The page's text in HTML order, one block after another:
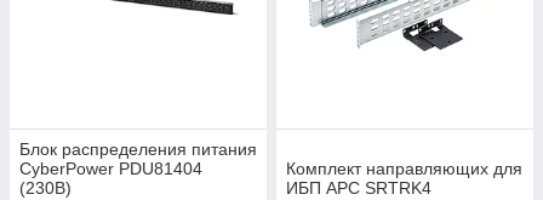
Блок распределения питания
CyberPower PDU81404
(230В)
Комплект направляющих для
ИБП APC SRTRK4